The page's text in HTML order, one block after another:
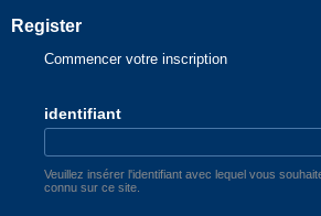
Register
Commencer votre inscription
identifiant
Veuillez insérer l'identifiant avec lequel vous
connu sur ce site.